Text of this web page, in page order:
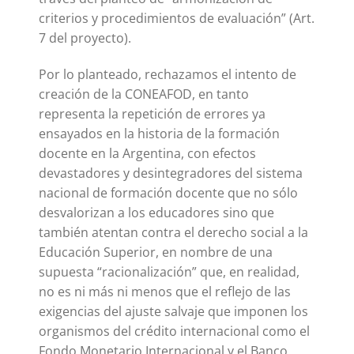
criterios y procedimientos de evaluación” (Art.
7 del proyecto).
Por lo planteado, rechazamos el intento de
creación de la CONEAFOD, en tanto
representa la repetición de errores ya
ensayados en la historia de la formación
docente en la Argentina, con efectos
devastadores y desintegradores del sistema
nacional de formación docente que no sólo
desvalorizan a los educadores sino que
también atentan contra el derecho social a la
Educación Superior, en nombre de una
supuesta “racionalización” que, en realidad,
no es ni más ni menos que el reflejo de las
exigencias del ajuste salvaje que imponen los
organismos del crédito internacional como el